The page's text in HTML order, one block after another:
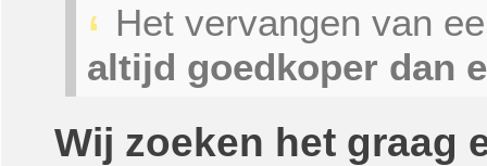
Het vervangen van
altijd goedkoper dan
Wij zoeken het graag